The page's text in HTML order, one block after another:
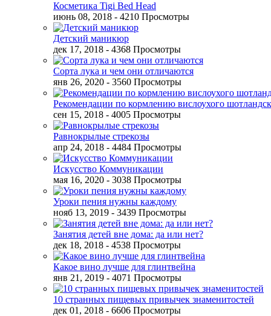
Косметика Tigi Bed Head
июнь 08, 2018 - 4210 Просмотры
Детский маникюр
дек 17, 2018 - 4368 Просмотры
Сорта лука и чем они отличаются
янв 26, 2020 - 3560 Просмотры
Рекомендации по кормлению вислоухого
сен 15, 2018 - 4005 Просмотры
Равнокрылые стрекозы
апр 24, 2018 - 4484 Просмотры
Искусство Коммуникации
мая 16, 2020 - 3038 Просмотры
Уроки пения нужны каждому
нояб 13, 2019 - 3439 Просмотры
Занятия детей вне дома: да или нет?
дек 18, 2018 - 4538 Просмотры
Какое вино лучше для глинтвейна
янв 21, 2019 - 4071 Просмотры
10 странных пищевых привычек знаменитостей
дек 01, 2018 - 6606 Просмотры